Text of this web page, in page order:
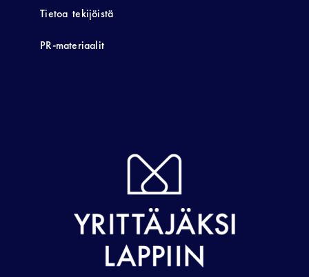
Tietoa tekijöistä
PR-materiaalit